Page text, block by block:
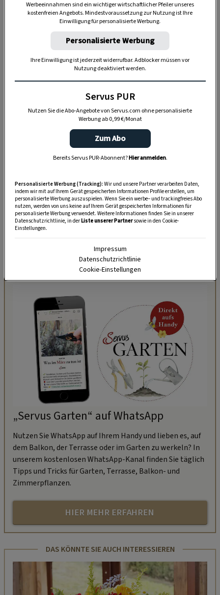
Anzeige
Akzeptiere bitte die Drittanbieter-Cookies, um diesen Inhalt
zu sehen.
COOKIE-EINSTELLUNGEN
„Servus Garten“ auf WhatsApp
Nutzen Sie WhatsApp auf Ihrem Handy und lieben es, auf
dem Balkon, der Terrasse oder im Garten zu werkeln? In
unserem kostenlosen WhatsApp-Kanal finden Sie täglich
Tipps und Tricks für Garten, Terrasse, Balkon- und
Zimmerpflanzen.
HIER MEHR ERFAHREN
DAS KÖNNTE SIE AUCH INTERESSIEREN
Werbeeinnahmen sind ein wichtiger wirtschaftlicher Pfeiler unseres
kostenfreien Angebots. Mindestvoraussetzung zur Nutzung ist Ihre
Einwilligung für personalisierte Werbung.
Personalisierte Werbung
Ihre Einwilligung ist jederzeit widerrufbar. Adblocker müssen vor
Nutzung deaktiviert werden.
Servus PUR
Nutzen Sie die Abo-Angebote von Servus.com ohne personalisierte
Werbung ab 0,99 €/Monat
Zum Abo
Bereits Servus PUR-Abonnent?Hier anmelden.
Personalisierte Werbung (Tracking): Wir und unsere Partner verarbeiten Daten,
indem wir mit auf Ihrem Gerät gespeicherten Informationen Profile erstellen, um
personalisierte Werbung auszuspielen. Wenn Sie ein werbe– und trackingfreies Abo
nutzen, werden von uns keine auf Ihrem Gerät gespeicherten Informationen für
personalisierte Werbung verwendet. Weitere Informationen finden Sie in unserer
Datenschutzrichtlinie, in derListe unserer Partnersowie in den Cookie-
Einstellungen.
Impressum
Datenschutzrichtlinie
Cookie-Einstellungen